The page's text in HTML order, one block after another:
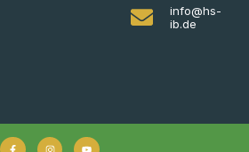
info@hs-
ib.de